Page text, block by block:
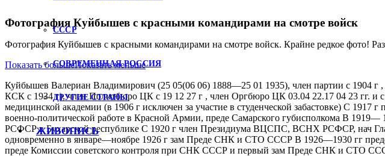
СССР
СОВРЕМЕННАЯ РОССИЯ
ДРУГИЕ СТРАНЫ
ЖИВОПИСЬ
Фотография Куйбышев с красными командирами на смотре войск
Фотография Куйбышев с красными командирами на смотре войск. Крайне редкое фото!
Показать большеПоказать меньше
Куйбышев Валериан Владимирович (25 05(06 06) 1888—25 01 1935), член партии с 1904
КСК с 1934 г), член Политбюро ЦК с 19 12 27 г , член Оргбюро ЦК 03.04 22.17 04 23 гг. и
медицинской академии (в 1906 г исключен за участие в студенческой забастовке) С
военно-политической работе в Красной Армии, преде Самарского губисполкома В
РСФСР в Бухарской республике С 1920 г член Президиума ВЦСПС, ВСНХ РСФСР, нач
одновременно в январе—ноябре 1926 г зам Преде СНК и СТО СССР В 1926—1930 гг
преде Комиссии советского контроля при СНК СССР и первый зам Преде СНК и СТО